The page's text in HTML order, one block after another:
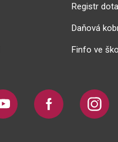
Registr
Daňová
Finfo ve
Youtube Facebook